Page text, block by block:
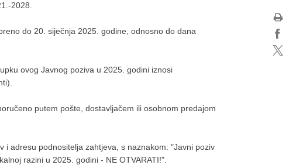
2028.
do 20. siječnja 2025. godine, odnosno do dana
ovog Javnog poziva u 2025. godini iznosi
putem pošte, dostavljačem ili osobnom predajom
i adresu podnositelja zahtjeva, s naznakom: "Javni poziv
razini u 2025. godini - NE OTVARATI!".